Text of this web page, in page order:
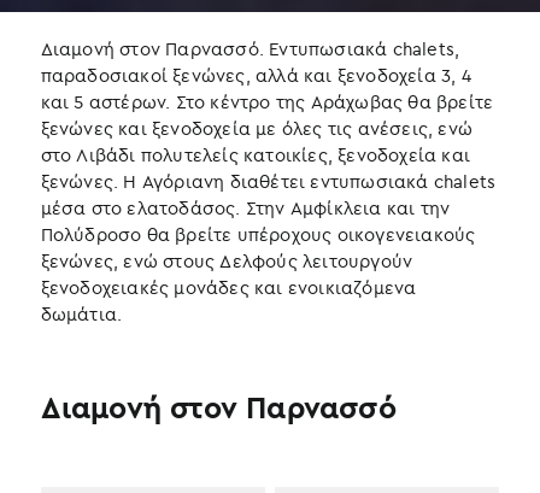
b
o
o
k
t
e
r
e
d
n
Διαμονή στον Παρνασσό. Εντυπωσιακά chalets,
παραδοσιακοί ξενώνες, αλλά και ξενοδοχεία 3, 4
και 5 αστέρων. Στο κέντρο της Αράχωβας θα βρείτε
ξενώνες και ξενοδοχεία με όλες τις ανέσεις, ενώ
στο Λιβάδι πολυτελείς κατοικίες, ξενοδοχεία και
ξενώνες. Η Αγόριανη διαθέτει εντυπωσιακά chalets
μέσα στο ελατοδάσος. Στην Αμφίκλεια και την
Πολύδροσο θα βρείτε υπέροχους οικογενειακούς
ξενώνες, ενώ στους Δελφούς λειτουργούν
ξενοδοχειακές μονάδες και ενοικιαζόμενα
δωμάτια.
Διαμονή στον Παρνασσό